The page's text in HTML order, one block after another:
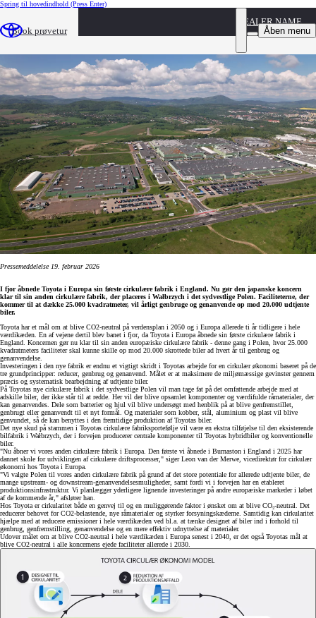
Spring til hovedindhold (Press Enter)
Book prøvetur
DEALER NAME
Åben menu
Toyota investerer i ny cirkulær fabrik i Polen
Pressemeddelelse 19. februar 2026
I fjor åbnede Toyota i Europa sin første cirkulære fabrik i England. Nu gør den japanske koncern
klar til sin anden cirkulære fabrik, der placeres i Wałbrzych i det sydvestlige Polen. Faciliteterne, der
kommer til at dække 25.000 kvadratmeter, vil årligt genbruge og genanvende op mod 20.000 udtjente
biler.
Toyota har et mål om at blive CO2-neutral på verdensplan i 2050 og i Europa allerede ti år tidligere i hele
værdikæden. En af vejene dertil blev banet i fjor, da Toyota i Europa åbnede sin første cirkulære fabrik i
England. Koncernen gør nu klar til sin anden europæiske cirkulære fabrik - denne gang i Polen, hvor 25.000
kvadratmeters faciliteter skal kunne skille op mod 20.000 skrottede biler ad hvert år til genbrug og
genanvendelse.
Investeringen i den nye fabrik er endnu et vigtigt skridt i Toyotas arbejde for en cirkulær økonomi baseret på de
tre grundprincipper: reducer, genbrug og genanvend. Målet er at maksimere de miljømæssige gevinster gennem
præcis og systematisk bearbejdning af udtjente biler.
På Toyotas nye cirkulære fabrik i det sydvestlige Polen vil man tage fat på det omfattende arbejde med at
adskille biler, der ikke står til at redde. Her vil der blive opsamlet komponenter og værdifulde råmaterialer, der
kan genanvendes. Dele som batterier og hjul vil blive undersøgt med henblik på at blive genfremstillet,
genbrugt eller genanvendt til et nyt formål. Og materialer som kobber, stål, aluminium og plast vil blive
genvundet, så de kan benyttes i den fremtidige produktion af Toyotas biler.
Det nye skud på stammen i Toyotas cirkulære fabriksportefølje vil være en ekstra tilføjelse til den eksisterende
bilfabrik i Wałbrzych, der i forvejen producerer centrale komponenter til Toyotas hybridbiler og konventionelle
biler.
"Nu åbner vi vores anden cirkulære fabrik i Europa. Den første vi åbnede i Burnaston i England i 2025 har
dannet skole for udviklingen af cirkulære driftsprocesser," siger Leon van der Merwe, vicedirektør for cirkulær
økonomi hos Toyota i Europa.
"Vi valgte Polen til vores anden cirkulære fabrik på grund af det store potentiale for allerede udtjente biler, de
mange upstream- og downstream-genanvendelsesmuligheder, samt fordi vi i forvejen har en etableret
produktionsinfrastruktur. Vi planlægger yderligere lignende investeringer på andre europæiske markeder i løbet
af de kommende år," afslører han.
Hos Toyota er cirkularitet både en genvej til og en muliggørende faktor i ønsket om at blive CO₂-neutral. Det
reducerer behovet for CO2-belastende, nye råmaterialer og styrker forsyningskæderne. Samtidig kan cirkularitet
hjælpe med at reducere emissioner i hele værdikæden ved bl.a. at tænke designet af biler ind i forhold til
genbrug, genfremstilling, genanvendelse og en mere effektiv udnyttelse af materialer.
Udover målet om at blive CO2-neutral i hele værdikæden i Europa senest i 2040, er det også Toyotas mål at
blive CO2-neutral i alle koncernens ejede faciliteter allerede i 2030.